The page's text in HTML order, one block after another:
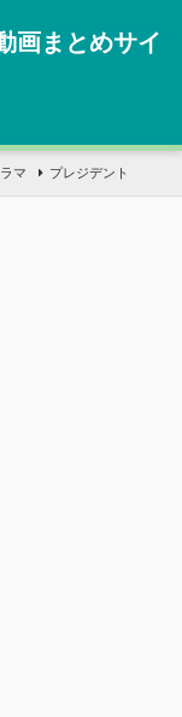
画まとめサイ
マ プレジデント